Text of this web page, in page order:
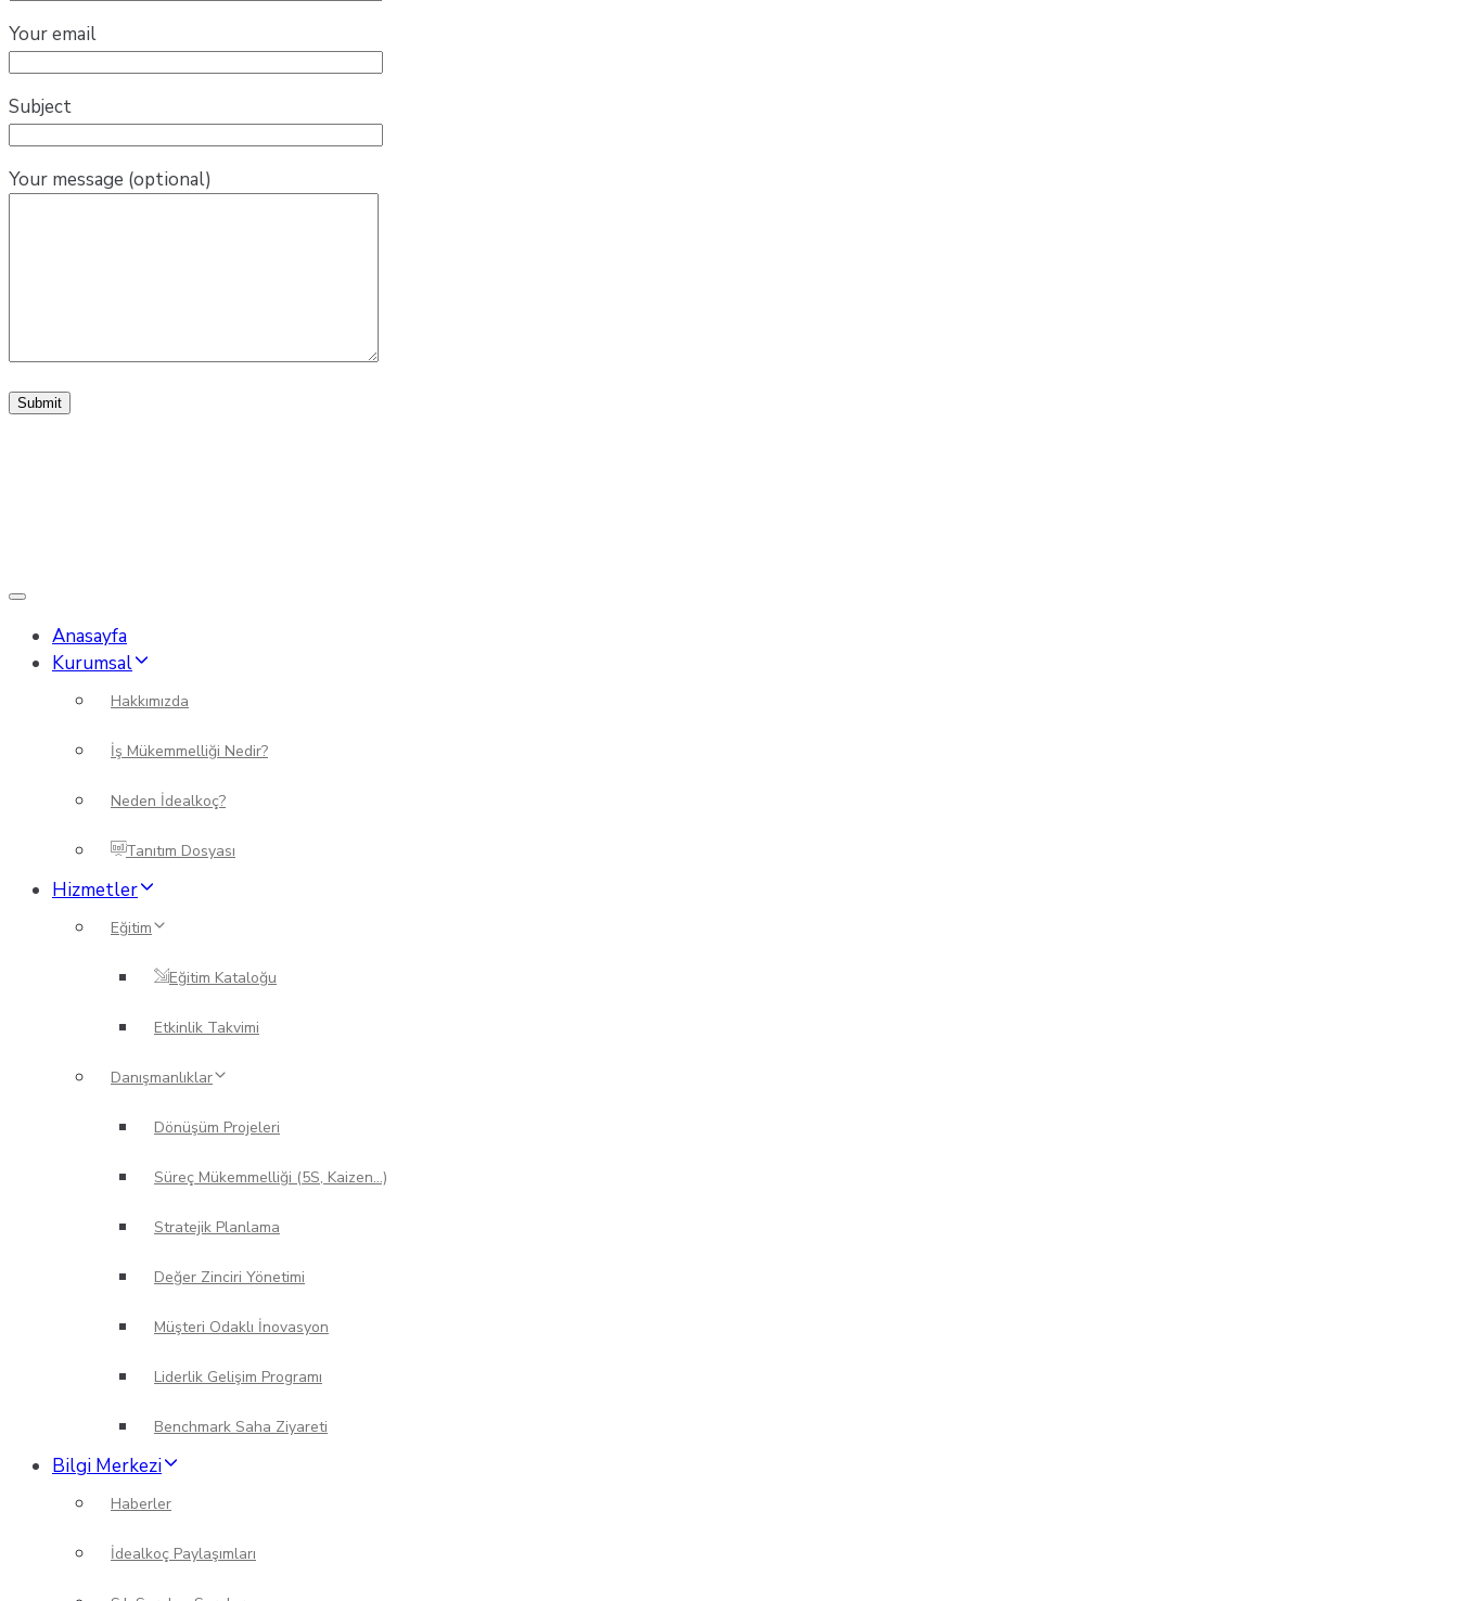
Your email
Subject
Your message (optional)
Toggle
Anasayfa
Kurumsal
Hakkımızda
İş Mükemmelliği Nedir?
Neden İdealkoç?
Tanıtım Dosyası
Hizmetler
Eğitim
Eğitim Kataloğu
Etkinlik Takvimi
Danışmanlıklar
Dönüşüm Projeleri
Süreç Mükemmelliği (5S, Kaizen…)
Stratejik Planlama
Değer Zinciri Yönetimi
Müşteri Odaklı İnovasyon
Liderlik Gelişim Programı
Benchmark Saha Ziyareti
Bilgi Merkezi
Haberler
İdealkoç Paylaşımları